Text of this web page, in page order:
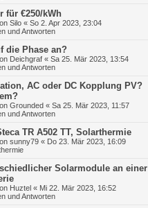
für €250/kWh
Silo « So 2. Apr 2023, 23:04
und Antworten
die Phase an?
Deichgraf « Sa 25. Mär 2023, 13:54
und Antworten
AC oder DC Kopplung PV?
Grounded « Sa 25. Mär 2023, 11:57
und Antworten
TR A502 TT, Solarthermie
sunny79 « Do 23. Mär 2023, 16:09
Solarmodule an einer
Huztel « Mi 22. Mär 2023, 16:52
und Antworten